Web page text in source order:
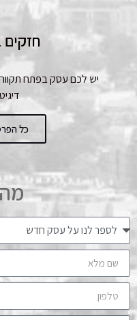
יש לכם עסק בפתח
כל